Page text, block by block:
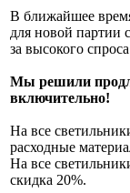
В ближайшее
для новой партии
за высокого
Мы решили
включительно!
На все
расходные
На все
скидка 20%.